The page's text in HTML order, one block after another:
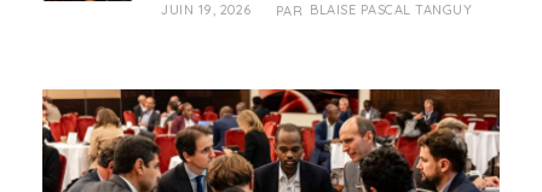
JUIN 19, 2026 PAR BLAISE PASCAL TANGUY